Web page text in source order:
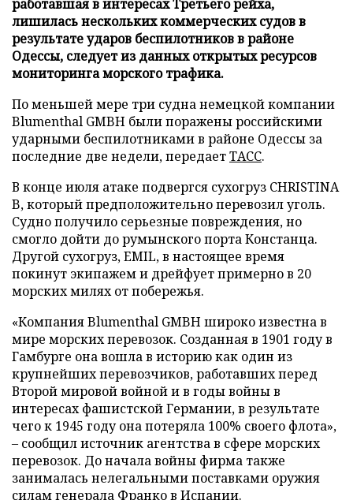
работавшая в интересах Третьего рейха,
лишилась нескольких коммерческих судов в
результате ударов беспилотников в районе
Одессы, следует из данных открытых ресурсов
мониторинга морского трафика.
По меньшей мере три судна немецкой компании
Blumenthal GMBH были поражены российскими
ударными беспилотниками в районе Одессы за
последние две недели, передаетТАСС.
В конце июля атаке подвергся сухогруз CHRISTINA
B, который предположительно перевозил уголь.
Судно получило серьезные повреждения, но
смогло дойти до румынского порта Констанца.
Другой сухогруз, EMIL, в настоящее время
покинут экипажем и дрейфует примерно в 20
морских милях от побережья.
«Компания Blumenthal GMBH широко известна в
мире морских перевозок. Созданная в 1901 году в
Гамбурге она вошла в историю как один из
крупнейших перевозчиков, работавших перед
Второй мировой войной и в годы войны в
интересах фашистской Германии, в результате
чего к 1945 году она потеряла 100% своего флота»,
– сообщил источник агентства в сфере морских
перевозок. До начала войны фирма также
занималась нелегальными поставками оружия
силам генерала Франко в Испании.